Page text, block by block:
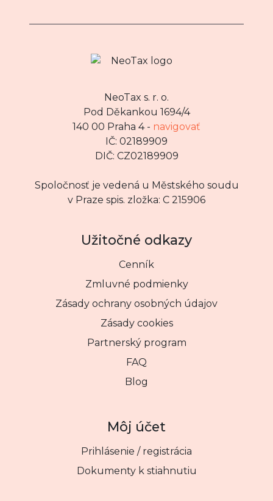
NeoTax s. r. o.
Pod Děkankou 1694/4
140 00 Praha 4 - navigovať
IČ: 02189909
DIČ: CZ02189909
Spoločnosť je vedená u Městského soudu
v Praze spis. zložka: C 215906
Užitočné odkazy
Cenník
Zmluvné podmienky
Zásady ochrany osobných údajov
Zásady cookies
Partnerský program
FAQ
Blog
Môj účet
Prihlásenie / registrácia
Dokumenty k stiahnutiu